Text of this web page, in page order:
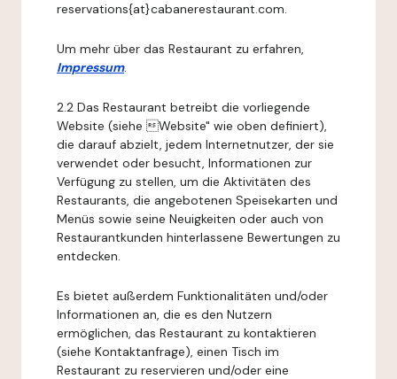
reservations{at}cabanerestaurant.com.
Um mehr über das Restaurant zu erfahren,
Impressum.
2.2 Das Restaurant betreibt die vorliegende
Website (siehe Website" wie oben definiert),
die darauf abzielt, jedem Internetnutzer, der sie
verwendet oder besucht, Informationen zur
Verfügung zu stellen, um die Aktivitäten des
Restaurants, die angebotenen Speisekarten und
Menüs sowie seine Neuigkeiten oder auch von
Restaurantkunden hinterlassene Bewertungen zu
entdecken.
Es bietet außerdem Funktionalitäten und/oder
Informationen an, die es den Nutzern
ermöglichen, das Restaurant zu kontaktieren
(siehe Kontaktanfrage), einen Tisch im
Restaurant zu reservieren und/oder eine